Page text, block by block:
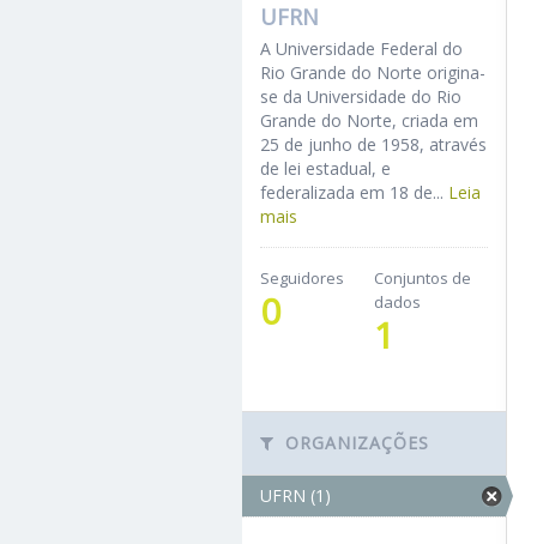
UFRN
A Universidade Federal do
Rio Grande do Norte origina-
se da Universidade do Rio
Grande do Norte, criada em
25 de junho de 1958, através
de lei estadual, e
federalizada em 18 de... Leia
mais
Seguidores
0
Conjuntos de
dados
1
ORGANIZAÇÕES
UFRN (1)